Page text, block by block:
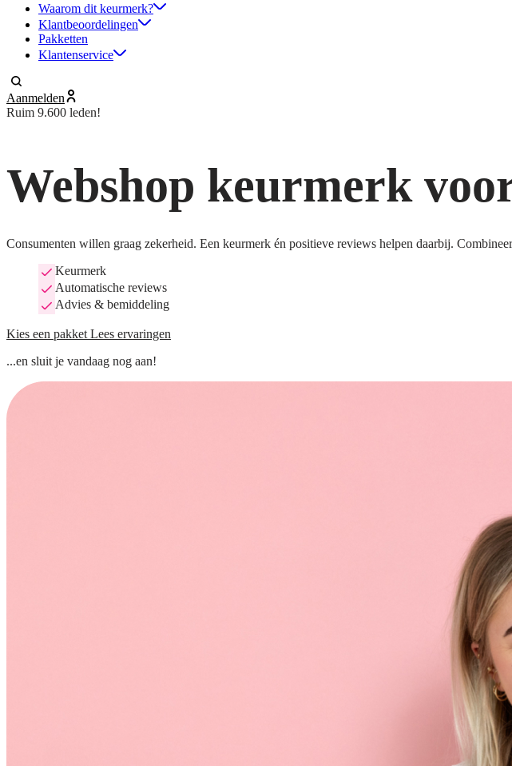
Waarom dit keurmerk?
Klantbeoordelingen
Pakketten
Klantenservice
Aanmelden
Ruim 9.600 leden!
Webshop keurmerk
Consumenten willen graag zekerheid. Een keurmerk én positieve reviews helpen daarbij.
Keurmerk
Automatische reviews
Advies & bemiddeling
Kies een pakket Lees ervaringen
...en sluit je vandaag nog aan!